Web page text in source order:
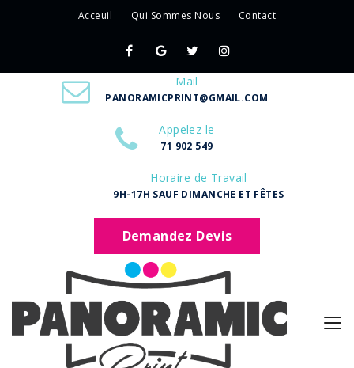
Acceuil Qui Sommes Nous Contact
Mail
PANORAMICPRINT@GMAIL.COM
Appelez le
71 902 549
Horaire de Travail
9H-17H SAUF DIMANCHE ET FÊTES
Demandez Devis